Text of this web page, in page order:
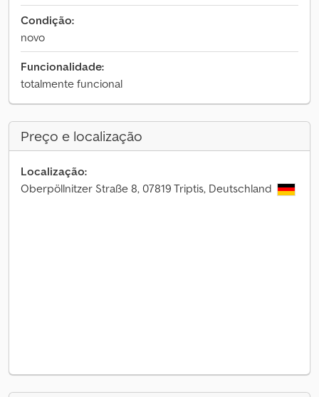
Condição:
novo
Funcionalidade:
totalmente funcional
Preço e localização
Localização:
Oberpöllnitzer Straße 8, 07819 Triptis, Deutschland